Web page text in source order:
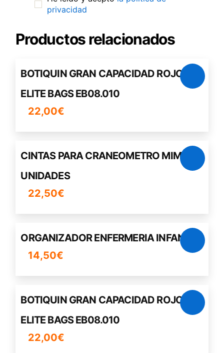
privacidad
Productos relacionados
BOTIQUIN GRAN CAPACIDAD ROJO
ELITE BAGS EB08.010
22,00€
CINTAS PARA CRANEOMETRO MIMOS 5
UNIDADES
22,50€
ORGANIZADOR ENFERMERIA INFANTIL
14,50€
BOTIQUIN GRAN CAPACIDAD ROJO
ELITE BAGS EB08.010
22,00€